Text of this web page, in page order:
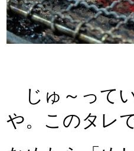
じゅ～って
や。このタレ